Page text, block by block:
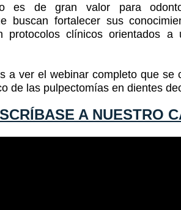
es de gran valor para
buscan fortalecer sus
protocolos clínicos orientados
a ver el webinar completo que se
de las pulpectomías en dientes
A NUESTRO